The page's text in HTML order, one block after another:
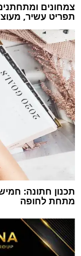
צמחונים
תפריט עשיר,
תכנון חתונה:
מתחת לחופה